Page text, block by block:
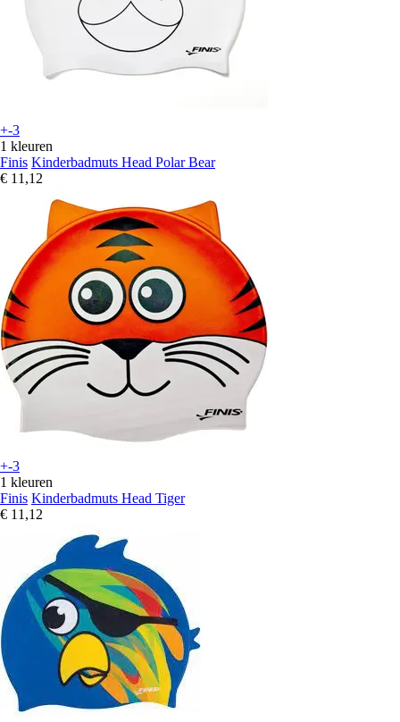
+-3
1 kleuren
Finis Kinderbadmuts Head Polar Bear
€ 11,12
+-3
1 kleuren
Finis Kinderbadmuts Head Tiger
€ 11,12